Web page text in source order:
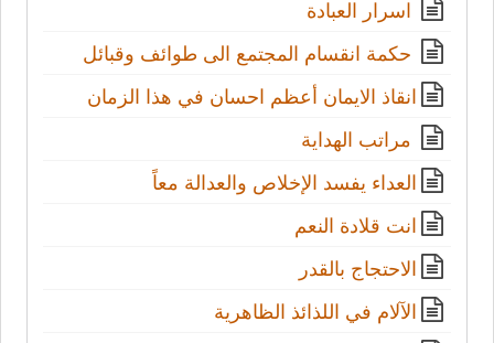
اسرار العبادة
حكمة انقسام المجتمع الى طوائف وقبائل
انقاذ الايمان أعظم احسان في هذا الزمان
مراتب الهداية
العداء يفسد الإخلاص والعدالة معاً
انت قلادة النعم
الاحتجاج بالقدر
الآلام في اللذائذ الظاهرية